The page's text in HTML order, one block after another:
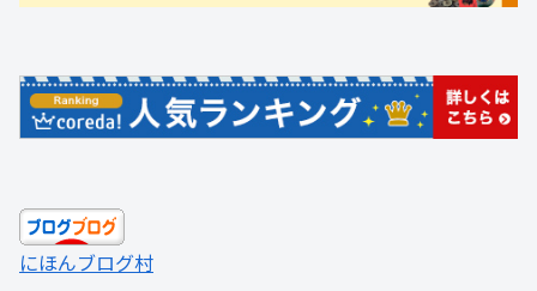
にほんブログ村